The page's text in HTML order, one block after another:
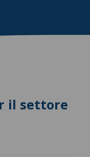
il settore